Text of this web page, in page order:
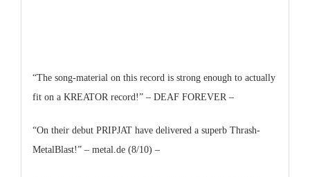
“The song-material on this record is strong enough to actually
fit on a KREATOR record!” – DEAF FOREVER –
“On their debut PRIPJAT have delivered a superb Thrash-
MetalBlast!” – metal.de (8/10) –